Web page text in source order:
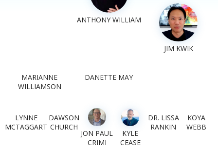
ANTHONY WILLIAM
JIM KWIK
MARIANNE
WILLIAMSON
DANETTE MAY
LYNNE
MCTAGGART
DAWSON
CHURCH
JON PAUL
CRIMI
KYLE
CEASE
DR. LISSA
RANKIN
KOYA
WEBB